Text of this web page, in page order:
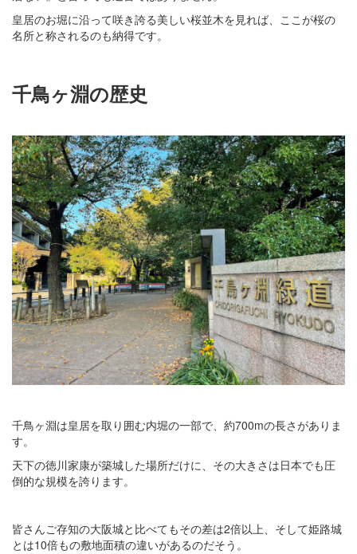
皇居のお堀に沿って咲き誇る美しい桜並木を見れば、ここが桜の
名所と称されるのも納得です。
千鳥ヶ淵の歴史
千鳥ヶ淵は皇居を取り囲む内堀の一部で、約700mの長さがありま
す。
天下の徳川家康が築城した場所だけに、その大きさは日本でも圧
倒的な規模を誇ります。
皆さんご存知の大阪城と比べてもその差は2倍以上、そして姫路城
とは10倍もの敷地面積の違いがあるのだそう。